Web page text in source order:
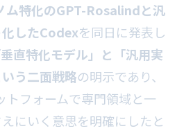
ム特化のGPT-Rosalindと汎
したCodexを同日に発表し
垂直特化モデル」と「汎用実
う二面戦略の明示であり、
トフォームで専門領域と一
にいく意思を明確にしたと